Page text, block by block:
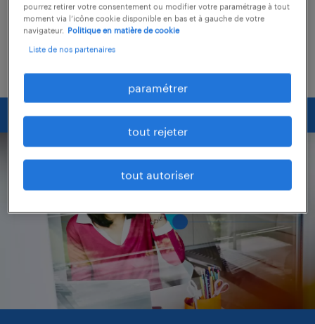
chez Randstad.
Découvrez leur témoignage vidéo !
pourrez retirer votre consentement ou modifier votre paramétrage à tout
moment via l’icône cookie disponible en bas et à gauche de votre
navigateur.
Politique en matière de cookie
Liste de nos partenaires
paramétrer
tout rejeter
tout autoriser